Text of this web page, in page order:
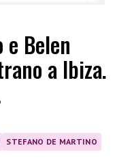
Belen
a Ibiza.
STEFANO DE MARTINO